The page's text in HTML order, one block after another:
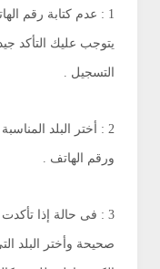
1 : عدم كتابة رقم
يتوجب عليك التأكد
التسجيل .
2 : أختر البلد
ورقم الهاتف .
3 : فى حالة إذا
صحيحة وأختر البلد